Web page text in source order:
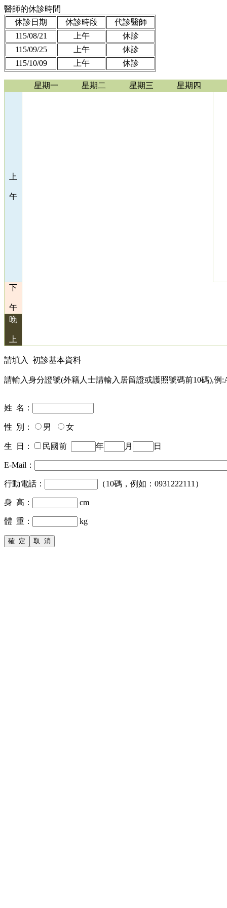
醫師的休診時間
休診日期
休診時段
代診醫師
115/08/21
上午
休診
115/09/25
上午
休診
115/10/09
上午 休診
星期一 星期二 星期三 星期四
上
午
下
午
晚
上
請填入 初診基本資料
請輸入身分證號(外籍人士請輸入居留證或護照號碼前10碼),例
姓 名：
性 別： 男 女
生 日： 民國前 年 月 日
E-Mail：
行動電話： （10碼，例如：0931222111）
身 高： cm
體 重： kg